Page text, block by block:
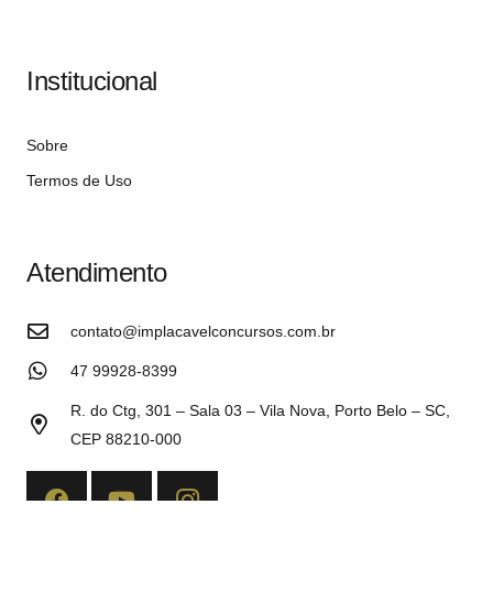
Institucional
Sobre
Termos de Uso
Atendimento
contato@implacavelconcursos.com.br
47 99928-8399
R. do Ctg, 301 – Sala 03 – Vila Nova, Porto Belo – SC,
CEP 88210-000